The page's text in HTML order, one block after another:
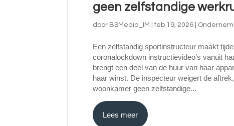
geen zelfstandige
door BSMedia_IM |feb 19, 2026
Een zelfstandig sportinstructeur maakt
coronalockdown instructievideo’s vanuit
brengt een deel van de huur van haar
haar winst. De inspecteur weigert de
woonkamer geen zelfstandige...
Lees meer